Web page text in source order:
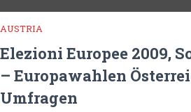
AUSTRIA
Elezioni Europee 2009,
– Europawahlen
Umfragen